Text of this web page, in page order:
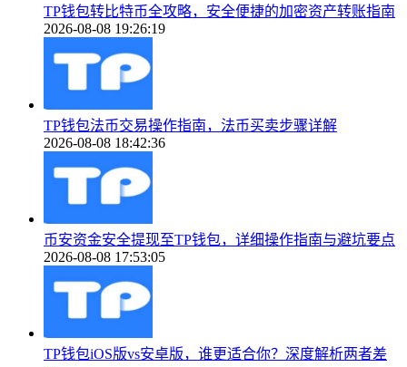
TP钱包转比特币全攻略，安全便捷的加密资产转账指南
2026-08-08 19:26:19
TP钱包法币交易操作指南，法币买卖步骤详解
2026-08-08 18:42:36
币安资金安全提现至TP钱包，详细操作指南与避坑要点
2026-08-08 17:53:05
TP钱包iOS版vs安卓版，谁更适合你？深度解析两者差